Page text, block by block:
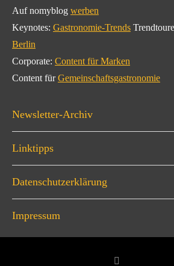
Auf nomyblog werben
Keynotes: Gastronomie-Trends
Berlin
Corporate: Content für Marken
Content fürGemeinschaftsgastronomie
Newsletter-Archiv
Linktipps
Datenschutzerklärung
Impressum